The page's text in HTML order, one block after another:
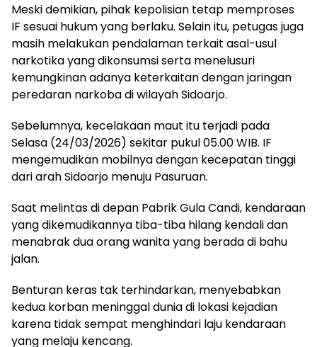
Meski demikian, pihak kepolisian tetap memproses
IF sesuai hukum yang berlaku. Selain itu, petugas juga
masih melakukan pendalaman terkait asal-usul
narkotika yang dikonsumsi serta menelusuri
kemungkinan adanya keterkaitan dengan jaringan
peredaran narkoba di wilayah Sidoarjo.
Sebelumnya, kecelakaan maut itu terjadi pada
Selasa (24/03/2026) sekitar pukul 05.00 WIB. IF
mengemudikan mobilnya dengan kecepatan tinggi
dari arah Sidoarjo menuju Pasuruan.
Saat melintas di depan Pabrik Gula Candi, kendaraan
yang dikemudikannya tiba-tiba hilang kendali dan
menabrak dua orang wanita yang berada di bahu
jalan.
Benturan keras tak terhindarkan, menyebabkan
kedua korban meninggal dunia di lokasi kejadian
karena tidak sempat menghindari laju kendaraan
yang melaju kencang.